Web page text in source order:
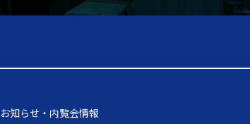
お知らせ・内覧会情報